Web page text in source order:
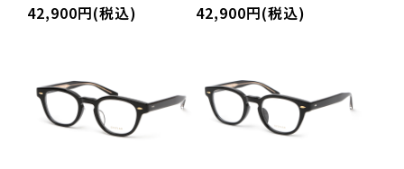
42,900円(税込) 42,900円(税込)